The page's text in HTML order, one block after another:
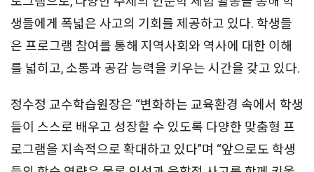
생들에게 폭넓은 사고의 기회를 제공하고 있다. 학생들
은 프로그램 참여를 통해 지역사회와 역사에 대한 이해
를 넓히고, 소통과 공감 능력을 키우는 시간을 갖고 있다.
정수정 교수학습원장은 “변화하는 교육환경 속에서 학생
들이 스스로 배우고 성장할 수 있도록 다양한 맞춤형 프
로그램을 지속적으로 확대하고 있다”며 “앞으로도 학생